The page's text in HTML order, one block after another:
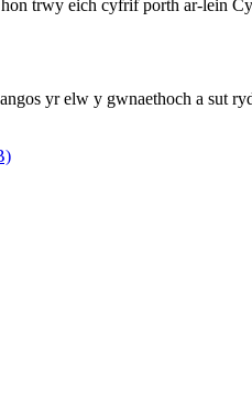
trwy eich cyfrif porth ar-lein
yr elw y gwnaethoch a